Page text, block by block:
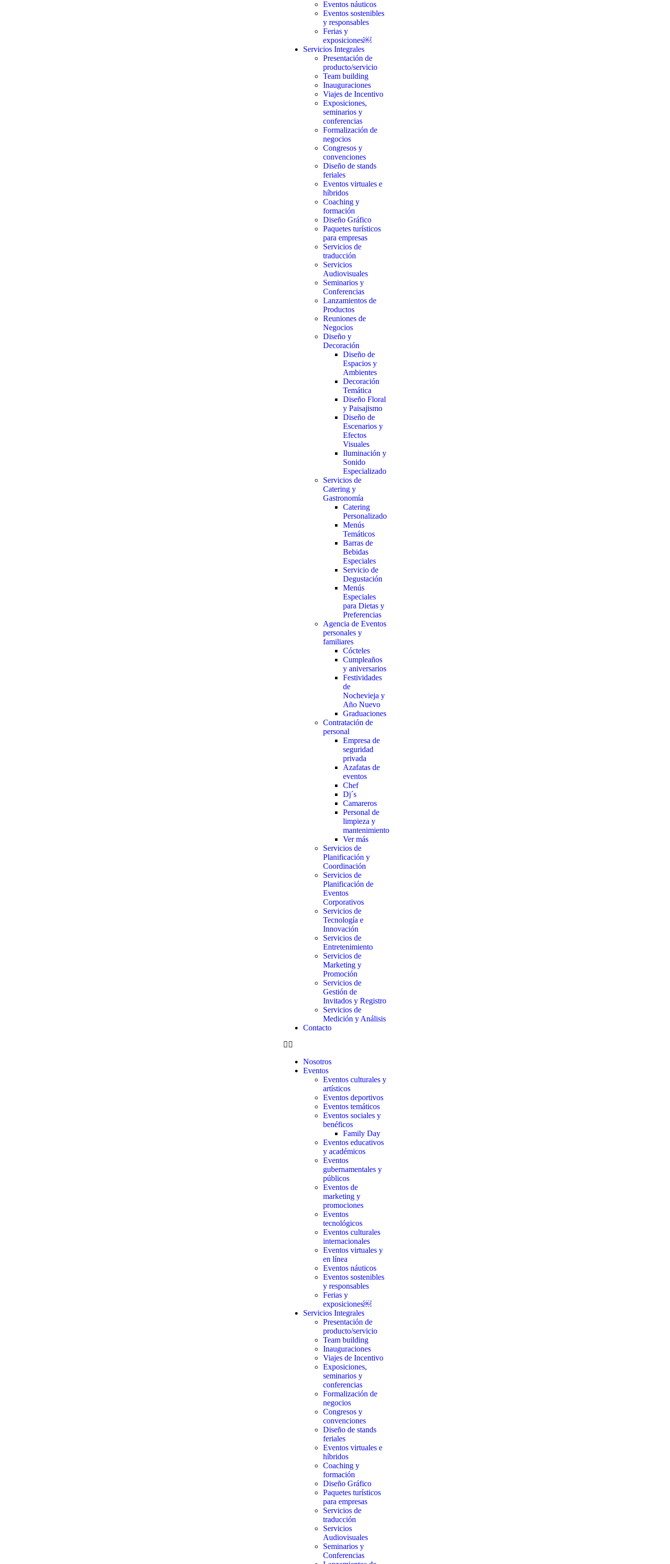
Eventos náuticos
Eventos sostenibles
y responsables
Ferias y
exposiciones￼
Servicios Integrales
Presentación de
producto/servicio
Team building
Inauguraciones
Viajes de Incentivo
Exposiciones,
seminarios y
conferencias
Formalización de
negocios
Congresos y
convenciones
Diseño de stands
feriales
Eventos virtuales e
híbridos
Coaching y
formación
Diseño Gráfico
Paquetes turísticos
para empresas
Servicios de
traducción
Servicios
Audiovisuales
Seminarios y
Conferencias
Lanzamientos de
Productos
Reuniones de
Negocios
Diseño y
Decoración
Diseño de
Espacios y
Ambientes
Decoración
Temática
Diseño Floral
y Paisajismo
Diseño de
Escenarios y
Efectos
Visuales
Iluminación y
Sonido
Especializado
Servicios de
Catering y
Gastronomía
Catering
Personalizado
Menús
Temáticos
Barras de
Bebidas
Especiales
Servicio de
Degustación
Menús
Especiales
para Dietas y
Preferencias
Agencia de Eventos
personales y
familiares
Cócteles
Cumpleaños
y aniversarios
Festividades
de
Nochevieja y
Año Nuevo
Graduaciones
Contratación de
personal
Empresa de
seguridad
privada
Azafatas de
eventos
Chef
Dj´s
Camareros
Personal de
limpieza y
mantenimiento
Ver más
Servicios de
Planificación y
Coordinación
Servicios de
Planificación de
Eventos
Corporativos
Servicios de
Tecnología e
Innovación
Servicios de
Entretenimiento
Servicios de
Marketing y
Promoción
Servicios de
Gestión de
Invitados y Registro
Servicios de
Medición y Análisis
Contacto
Nosotros
Eventos
Eventos culturales y
artísticos
Eventos deportivos
Eventos temáticos
Eventos sociales y
benéficos
Family Day
Eventos educativos
y académicos
Eventos
gubernamentales y
públicos
Eventos de
marketing y
promociones
Eventos
tecnológicos
Eventos culturales
internacionales
Eventos virtuales y
en línea
Eventos náuticos
Eventos sostenibles
y responsables
Ferias y
exposiciones￼
Servicios Integrales
Presentación de
producto/servicio
Team building
Inauguraciones
Viajes de Incentivo
Exposiciones,
seminarios y
conferencias
Formalización de
negocios
Congresos y
convenciones
Diseño de stands
feriales
Eventos virtuales e
híbridos
Coaching y
formación
Diseño Gráfico
Paquetes turísticos
para empresas
Servicios de
traducción
Servicios
Audiovisuales
Seminarios y
Conferencias